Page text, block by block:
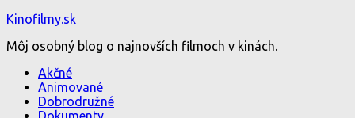
Kinofilmy.sk
Môj osobný blog o najnovších filmoch v kinách.
Akčné
Animované
Dobrodružné